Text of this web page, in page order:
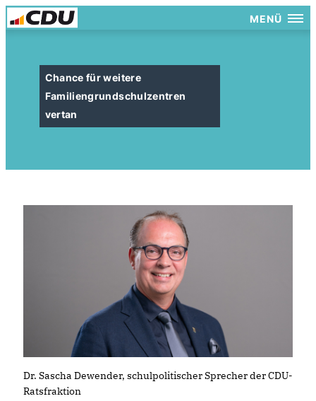
MENÜ
Chance für weitere
Familiengrundschulzentren
vertan
Dr. Sascha Dewender, schulpolitischer Sprecher der CDU-
Ratsfraktion